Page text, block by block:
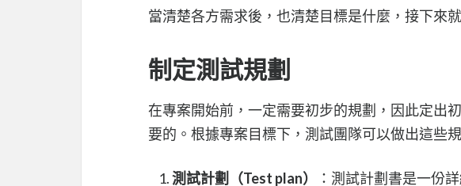
當清楚各方需求後，也清楚目標是什麼，接下來
制定測試規劃
在專案開始前，一定需要初步的規劃，因此定出
要的。根據專案目標下，測試團隊可以做出這些
測試計劃（Test plan）
：測試計劃書是一份